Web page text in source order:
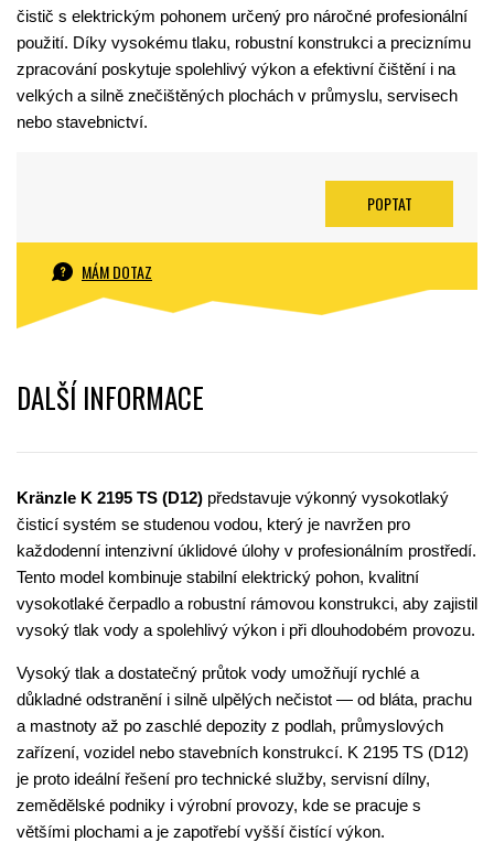
čistič s elektrickým pohonem určený pro náročné profesionální
použití. Díky vysokému tlaku, robustní konstrukci a preciznímu
zpracování poskytuje spolehlivý výkon a efektivní čištění i na
velkých a silně znečištěných plochách v průmyslu, servisech
nebo stavebnictví.
POPTAT
MÁM DOTAZ
DALŠÍ INFORMACE
Kränzle K 2195 TS (D12) představuje výkonný vysokotlaký
čisticí systém se studenou vodou, který je navržen pro
každodenní intenzivní úklidové úlohy v profesionálním prostředí.
Tento model kombinuje stabilní elektrický pohon, kvalitní
vysokotlaké čerpadlo a robustní rámovou konstrukci, aby zajistil
vysoký tlak vody a spolehlivý výkon i při dlouhodobém provozu.
Vysoký tlak a dostatečný průtok vody umožňují rychlé a
důkladné odstranění i silně ulpělých nečistot — od bláta, prachu
a mastnoty až po zaschlé depozity z podlah, průmyslových
zařízení, vozidel nebo stavebních konstrukcí. K 2195 TS (D12)
je proto ideální řešení pro technické služby, servisní dílny,
zemědělské podniky i výrobní provozy, kde se pracuje s
většími plochami a je zapotřebí vyšší čistící výkon.